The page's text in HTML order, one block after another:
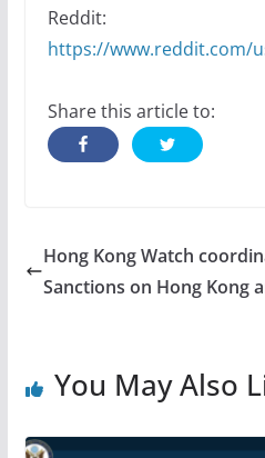
Reddit:
https://www.reddit.com/
Share this article to:
Hong Kong Watch
Sanctions on Hong Kong
You May Also